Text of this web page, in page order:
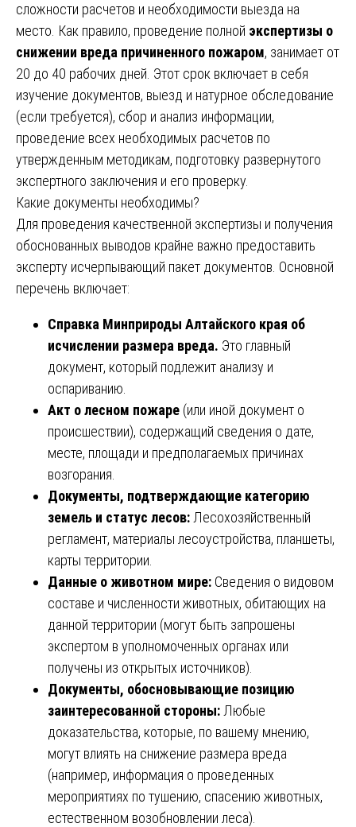
сложности расчетов и необходимости выезда на
место. Как правило, проведение полной экспертизы о
снижении вреда причиненного пожаром, занимает от
20 до 40 рабочих дней. Этот срок включает в себя
изучение документов, выезд и натурное обследование
(если требуется), сбор и анализ информации,
проведение всех необходимых расчетов по
утвержденным методикам, подготовку развернутого
экспертного заключения и его проверку.
Какие документы необходимы?
Для проведения качественной экспертизы и получения
обоснованных выводов крайне важно предоставить
эксперту исчерпывающий пакет документов. Основной
перечень включает:
Справка Минприроды Алтайского края об
исчислении размера вреда. Это главный
документ, который подлежит анализу и
оспариванию.
Акт о лесном пожаре (или иной документ о
происшествии), содержащий сведения о дате,
месте, площади и предполагаемых причинах
возгорания.
Документы, подтверждающие категорию
земель и статус лесов: Лесохозяйственный
регламент, материалы лесоустройства, планшеты,
карты территории.
Данные о животном мире: Сведения о видовом
составе и численности животных, обитающих на
данной территории (могут быть запрошены
экспертом в уполномоченных органах или
получены из открытых источников).
Документы, обосновывающие позицию
заинтересованной стороны: Любые
доказательства, которые, по вашему мнению,
могут влиять на снижение размера вреда
(например, информация о проведенных
мероприятиях по тушению, спасению животных,
естественном возобновлении леса).